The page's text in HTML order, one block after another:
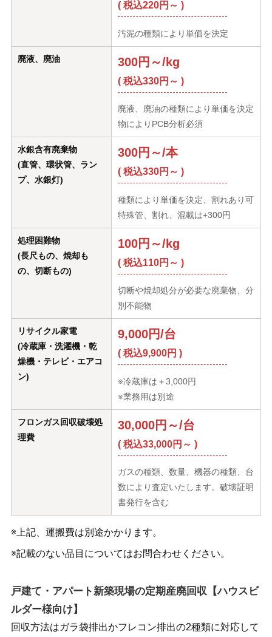
( 税込220円～ )
汚泥の種類により単価を決定
廃液、廃油 300円～/kg
( 税込330円～ )
廃液、廃油の種類により単価を決定
物によりPCB分析必須
水銀含有廃棄物
(直管、環状管、ラン
プ、水銀灯)
300円～/本
( 税込330円～ )
種類により単価を決定、割れあり可
特殊管、割れ、混載は+300円
処理困難物
(長尺もの、焼却も
の、切断もの)
100円～/kg
( 税込110円～ )
切断や焼却処分が必要な廃棄物、分
別不能物
リサイクル家電
(冷蔵庫・洗濯機・乾
燥機・テレビ・エアコ
ン)
9,000円/台
( 税込9,900円 )
※冷蔵庫は＋3,000円
※業務用は別途
フロンガス回収破壊処
理費
30,000円～/台
( 税込33,000円～ )
ガスの種類、数量、機器の種類、台
数により査定いたします。破壊証明
書発行を含む
※上記、運搬費は別途かかります。
※記載のない品目についてはお問合わせください。
戸建て・アパート新築現場の定期産廃回収【ハウスビ
ルダー様向け】
回収方法はガラ袋排出かフレコン排出の2種類に対応して